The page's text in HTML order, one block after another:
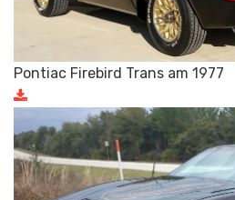
Pontiac Firebird Trans am 1977